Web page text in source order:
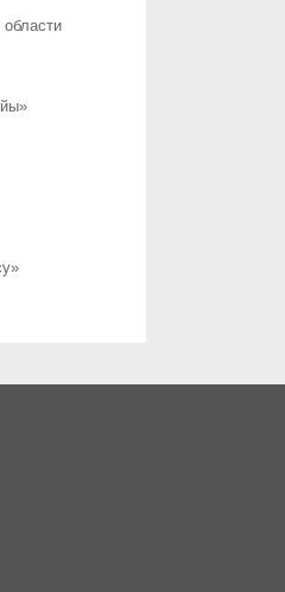
төлеу тәртібі өзгерді: төлемді